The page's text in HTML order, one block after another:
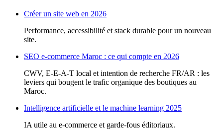
Créer un site web en 2026
Performance, accessibilité et stack durable pour un nouveau
site.
SEO e-commerce Maroc : ce qui compte en 2026
CWV, E-E-A-T local et intention de recherche FR/AR : les
leviers qui bougent le trafic organique des boutiques au
Maroc.
Intelligence artificielle et le machine learning 2025
IA utile au e-commerce et garde-fous éditoriaux.